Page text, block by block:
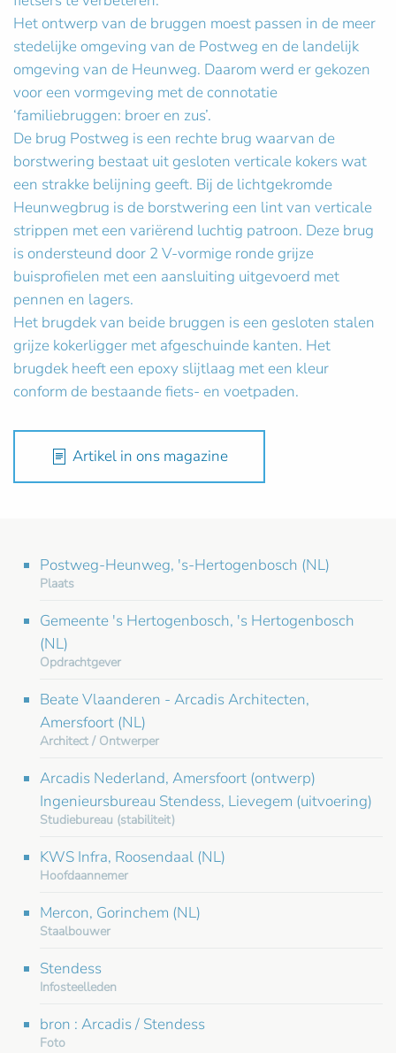
Het ontwerp van de bruggen moest passen in de meer
stedelijke omgeving van de Postweg en de landelijk
omgeving van de Heunweg. Daarom werd er gekozen
voor een vormgeving met de connotatie
‘familiebruggen: broer en zus’.
De brug Postweg is een rechte brug waarvan de
borstwering bestaat uit gesloten verticale kokers wat
een strakke belijning geeft. Bij de lichtgekromde
Heunwegbrug is de borstwering een lint van verticale
strippen met een variërend luchtig patroon. Deze brug
is ondersteund door 2 V-vormige ronde grijze
buisprofielen met een aansluiting uitgevoerd met
pennen en lagers.
Het brugdek van beide bruggen is een gesloten stalen
grijze kokerligger met afgeschuinde kanten. Het
brugdek heeft een epoxy slijtlaag met een kleur
conform de bestaande fiets- en voetpaden.
Artikel in ons magazine
Postweg-Heunweg, 's-Hertogenbosch (NL)
Plaats
Gemeente 's Hertogenbosch, 's Hertogenbosch
(NL)
Opdrachtgever
Beate Vlaanderen - Arcadis Architecten,
Amersfoort (NL)
Architect / Ontwerper
Arcadis Nederland, Amersfoort (ontwerp)
Ingenieursbureau Stendess, Lievegem (uitvoering)
Studiebureau (stabiliteit)
KWS Infra, Roosendaal (NL)
Hoofdaannemer
Mercon, Gorinchem (NL)
Staalbouwer
Stendess
Infosteelleden
bron : Arcadis / Stendess
Foto